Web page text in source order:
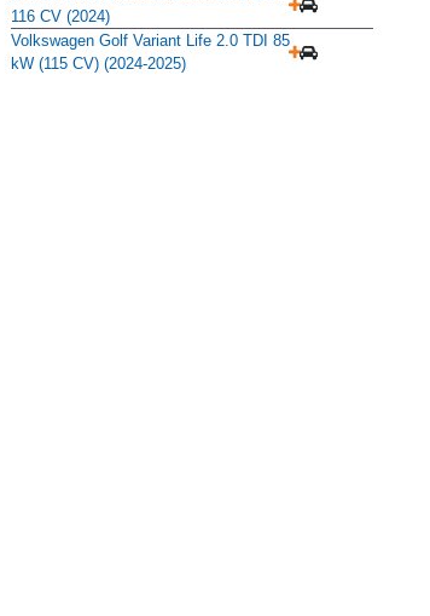
Skoda Octavia Combi Selection 2.0 TDI
116 CV (2024)
Volkswagen Golf Variant Life 2.0 TDI 85